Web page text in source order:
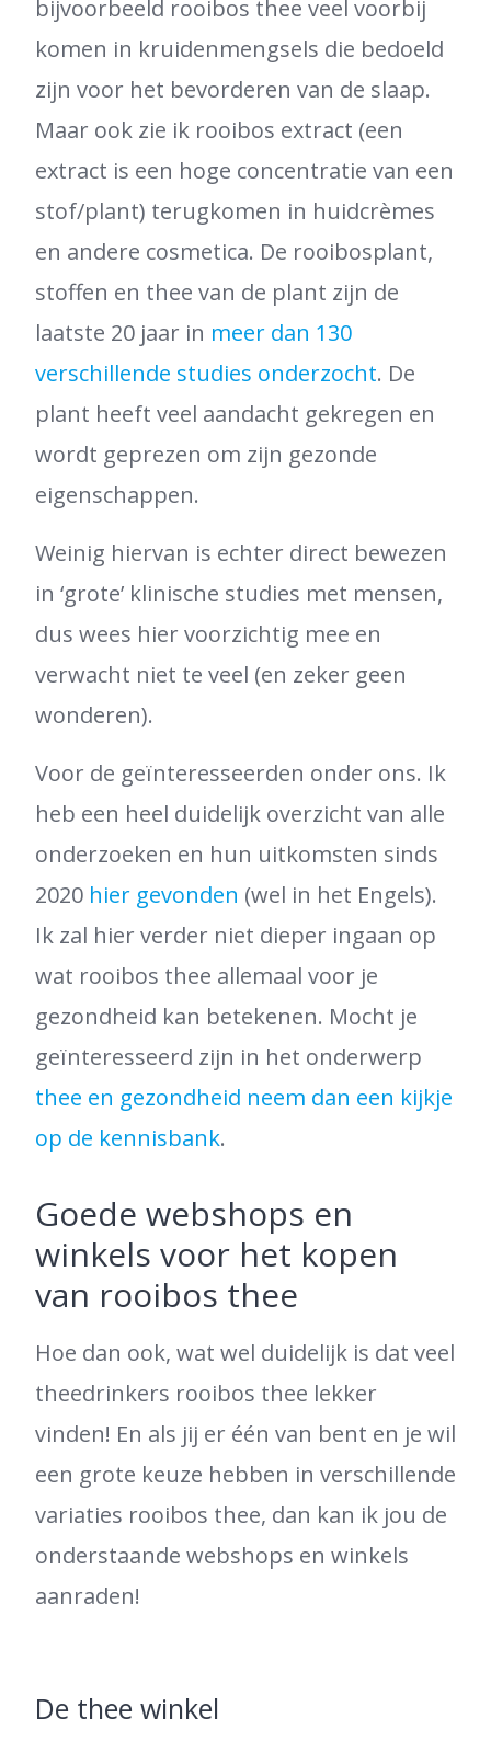
bijvoorbeeld rooibos thee veel voorbij
komen in kruidenmengsels die bedoeld
zijn voor het bevorderen van de slaap.
Maar ook zie ik rooibos extract (een
extract is een hoge concentratie van een
stof/plant) terugkomen in huidcrèmes
en andere cosmetica. De rooibosplant,
stoffen en thee van de plant zijn de
laatste 20 jaar in meer dan 130
verschillende studies onderzocht. De
plant heeft veel aandacht gekregen en
wordt geprezen om zijn gezonde
eigenschappen.
Weinig hiervan is echter direct bewezen
in ‘grote’ klinische studies met mensen,
dus wees hier voorzichtig mee en
verwacht niet te veel (en zeker geen
wonderen).
Voor de geïnteresseerden onder ons. Ik
heb een heel duidelijk overzicht van alle
onderzoeken en hun uitkomsten sinds
2020 hier gevonden (wel in het Engels).
Ik zal hier verder niet dieper ingaan op
wat rooibos thee allemaal voor je
gezondheid kan betekenen. Mocht je
geïnteresseerd zijn in het onderwerp
thee en gezondheid neem dan een kijkje
op de kennisbank.
Goede webshops en
winkels voor het kopen
van rooibos thee
Hoe dan ook, wat wel duidelijk is dat veel
theedrinkers rooibos thee lekker
vinden! En als jij er één van bent en je wil
een grote keuze hebben in verschillende
variaties rooibos thee, dan kan ik jou de
onderstaande webshops en winkels
aanraden!
De thee winkel